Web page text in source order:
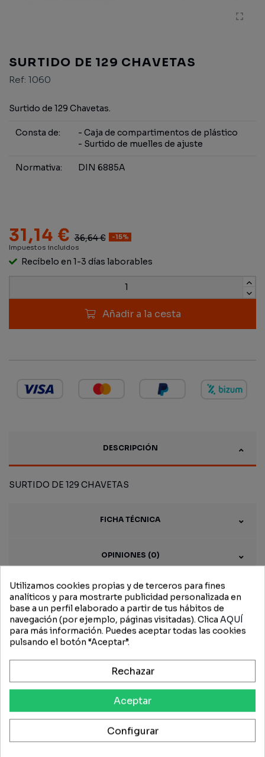
SURTIDO DE 129 CHAVETAS
Ref: 1060
Surtido de 129 Chavetas.
Consta de:
- Caja de compartimentos de plástico
- Surtido de muelles de ajuste
Normativa: DIN 6885A
31,14 € 36,64 € -15%
Impuestos incluidos
Recíbelo en 1-3 días laborables
Añadir a la cesta
DESCRIPCIÓN
SURTIDO DE 129 CHAVETAS
FICHA TÉCNICA
OPINIONES (0)
Productos
relacionados
-15% -15%
Utilizamos cookies propias y de terceros para fines
analíticos y para mostrarte publicidad personalizada en
base a un perfil elaborado a partir de tus hábitos de
navegación (por ejemplo, páginas visitadas). Clica AQUÍ
para más información. Puedes aceptar todas las cookies
pulsando el botón “Aceptar”.
Rechazar
Aceptar
Configurar